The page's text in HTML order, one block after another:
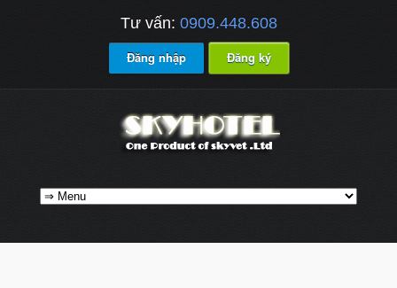
Tư vấn: 0909.448.608
Đăng nhập Đăng ký